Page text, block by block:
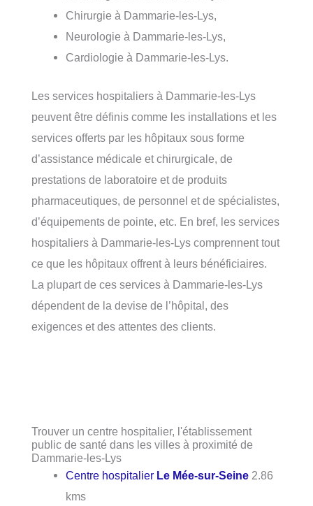
Chirurgie à Dammarie-les-Lys,
Neurologie à Dammarie-les-Lys,
Cardiologie à Dammarie-les-Lys.
Les services hospitaliers à Dammarie-les-Lys
peuvent être définis comme les installations et les
services offerts par les hôpitaux sous forme
d’assistance médicale et chirurgicale, de
prestations de laboratoire et de produits
pharmaceutiques, de personnel et de spécialistes,
d’équipements de pointe, etc. En bref, les services
hospitaliers à Dammarie-les-Lys comprennent tout
ce que les hôpitaux offrent à leurs bénéficiaires.
La plupart de ces services à Dammarie-les-Lys
dépendent de la devise de l’hôpital, des
exigences et des attentes des clients.
Trouver un centre hospitalier, l'établissement
public de santé dans les villes à proximité de
Dammarie-les-Lys
Centre hospitalier Le Mée-sur-Seine 2.86
kms